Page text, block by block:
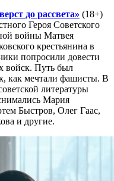
до рассвета» (18+)
Героя Советского
войны Матвея
крестьянина в
попросили довести
войск. Путь был
как мечтали фашисты. В
литературы
Мария
Быстров, Олег Гаас,
и другие.